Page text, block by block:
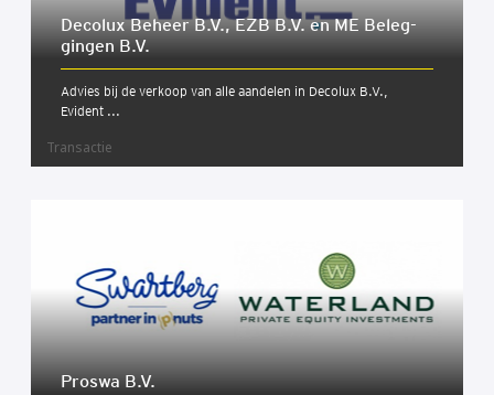
Deco­lux Beheer B.V., EZB B.V. en ME Beleg­
gin­gen B.V.
Advies bij de verkoop van alle aandelen in Decolux B.V.,
Evident ...
Transactie
Pros­wa B.V.